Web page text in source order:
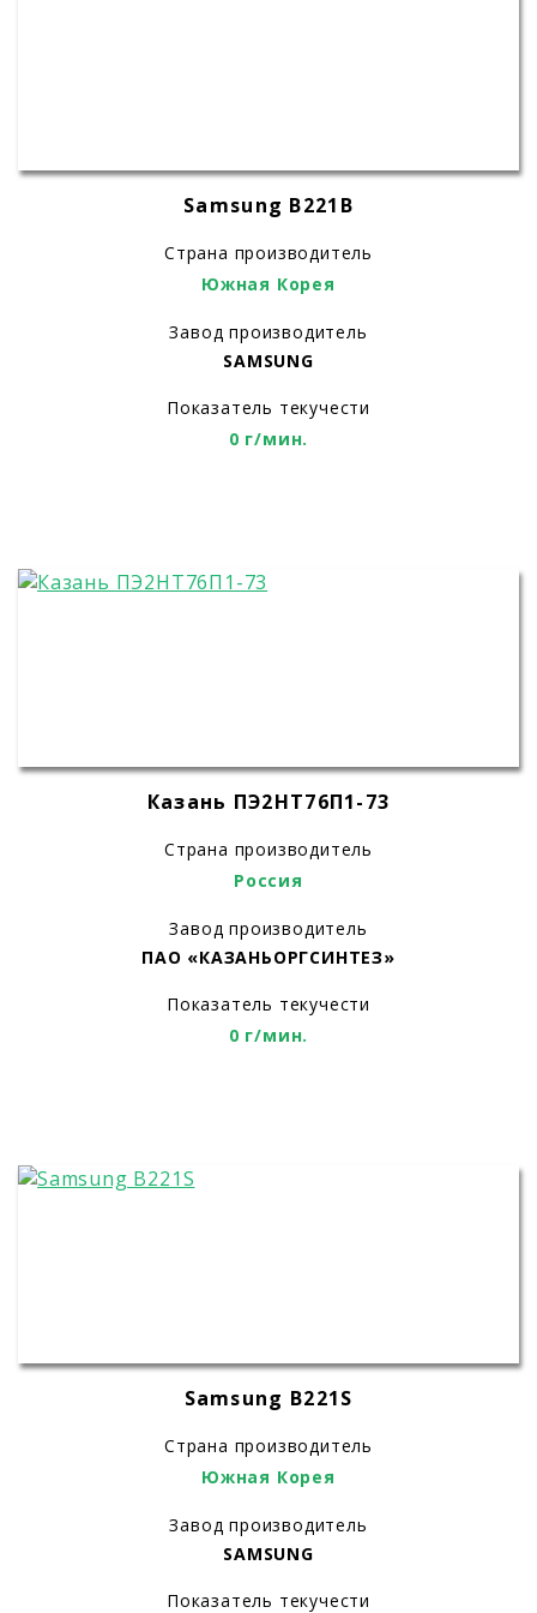
Samsung B221B
Страна производитель
Южная Корея
Завод производитель
SAMSUNG
Показатель текучести
0 г/мин.
Казань ПЭ2НТ76П1-73
Страна производитель
Россия
Завод производитель
ПАО «КАЗАНЬОРГСИНТЕЗ»
Показатель текучести
0 г/мин.
Samsung B221S
Страна производитель
Южная Корея
Завод производитель
SAMSUNG
Показатель текучести